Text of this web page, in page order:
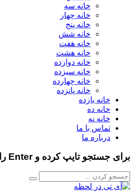
خانه سه
خانه چهار
خانه پنج
خانه شش
خانه هفت
خانه هشت
خانه دوازده
خانه سیزده
خانه چهارده
خانه پانزده
خانه یازده
خانه ده
خانه نه
تماس با ما
درباره ما
برای جستجو تایپ کرده و Enter را بزنید